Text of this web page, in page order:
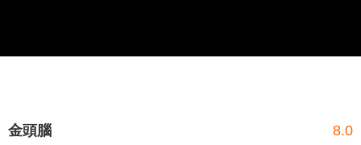
金頭腦 8.0